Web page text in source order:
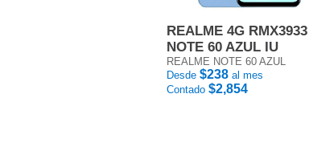
REALME 4G RMX3933
NOTE 60 AZUL IU
REALME NOTE 60 AZUL
Desde $238 al mes
Contado $2,854